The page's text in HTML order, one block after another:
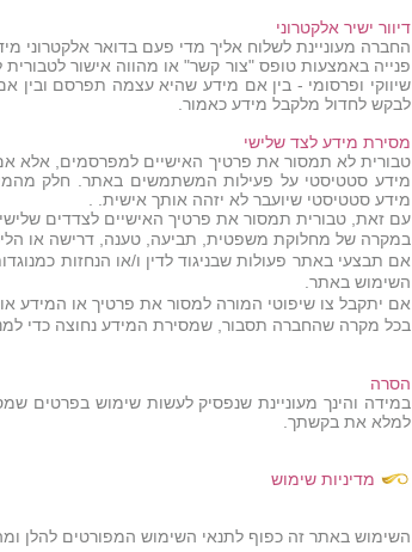
דיוור ישיר אלקטרוני
החברה מעוניינת לשלוח אליך מדי פעם בדואר אלקטרוני
פנייה באמצעות טופס "צור קשר" או מהווה אישור
שיווקי ופרסומי - בין אם מידע שהיא עצמה תפרסם
לבקש לחדול מלקבל מידע כאמור.
מסירת מידע לצד שלישי
טבורית לא תמסור את פרטיך האישיים למפרסמים, אלא
מידע סטטיסטי על פעילות המשתמשים באתר. חלק
מידע סטטיסטי שיועבר לא יזהה אותך אישית. .
עם זאת, טבורית תמסור את פרטיך האישיים לצדדים
במקרה של מחלוקת משפטית, תביעה, טענה, דרישה או
אם תבצעי באתר פעולות שבניגוד לדין ו/או הנחזות
השימוש באתר.
אם יתקבל צו שיפוטי המורה למסור את פרטיך או המידע
בכל מקרה שהחברה תסבור, שמסירת המידע נחוצה כדי
הסרה
במידה והינך מעוניינת שנפסיק לעשות שימוש
למלא את בקשתך.
מדיניות שימוש
השימוש באתר זה כפוף לתנאי השימוש המפורטים להלן